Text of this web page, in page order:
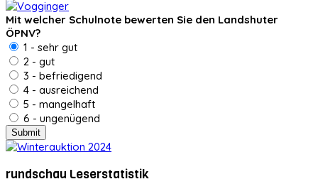
Mit welcher Schulnote bewerten Sie den Landshuter
ÖPNV?
1 - sehr gut
2 - gut
3 - befriedigend
4 - ausreichend
5 - mangelhaft
6 - ungenügend
rundschau Leserstatistik